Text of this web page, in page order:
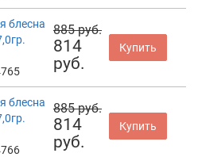
блесна
885 руб.
814
руб.
Купить
блесна
885 руб.
814
руб.
Купить